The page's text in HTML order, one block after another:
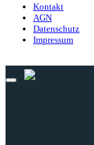
Kontakt
AGN
Datenschutz
Impressum